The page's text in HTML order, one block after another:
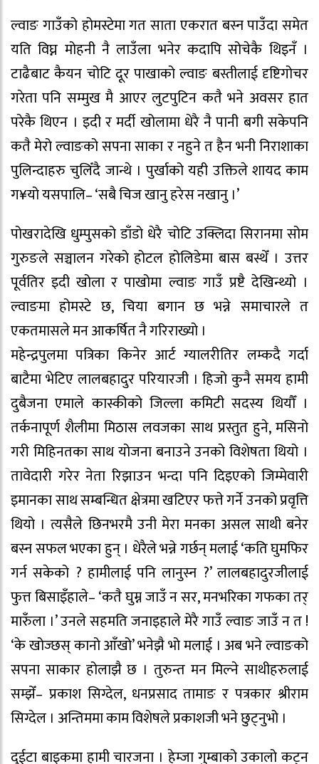
ल्वाङ गाउँको होमस्टेमा गत साता एकरात बस्न पाउँदा समेत
यति विघ्न मोहनी नै लाउँला भनेर कदापि सोचेकै थिइनँ ।
टाढैबाट कैयन चोटि दूर पाखाको ल्वाङ बस्तीलाई दृष्टिगोचर
गरेता पनि सम्मुख मै आएर लुटपुटिन कतै भने अवसर हात
परेकै थिएन । इदी र मर्दी खोलामा धेरै नै पानी बगी सकेपनि
कतै मेरो ल्वाङको सपना साका र नहुने त हैन भनी निराशाका
पुलिन्दाहरु चुलिँदै जान्थे । पुर्खाको यही उक्तिले शायद काम
ग¥यो यसपालि– ‘सबै चिज खानु हरेस नखानु ।’
पोखरादेखि धुम्पुसको डाँडो धेरै चोटि उक्लिदा सिरानमा सोम
गुरुङले सञ्चालन गरेको होटल होलिडेमा बास बस्थेँ । उत्तर
पूर्वतिर इदी खोला र पाखोमा ल्वाङ गाउँ प्रष्टै देखिन्थ्यो ।
ल्वाङमा होमस्टे छ, चिया बगान छ भन्ने समाचारले त
एकतमासले मन आकर्षित नै गरिराख्यो ।
महेन्द्रपुलमा पत्रिका किनेर आर्ट ग्यालरीतिर लम्कदै गर्दा
बाटैमा भेटिए लालबहादुर परियारजी । हिजो कुनै समय हामी
दुबैजना एमाले कास्कीको जिल्ला कमिटी सदस्य थियौँ ।
तर्कनापूर्ण शैलीमा मिठास लवजका साथ प्रस्तुत हुने, मसिनो
गरी मिहिनतका साथ योजना बनाउने उनको विशेषता थियो ।
तावेदारी गरेर नेता रिझाउन भन्दा पनि दिइएको जिम्मेवारी
इमानका साथ सम्बन्धित क्षेत्रमा खटिएर फत्ते गर्ने उनको प्रवृत्ति
थियो । त्यसैले छिनभरमै उनी मेरा मनका असल साथी बनेर
बस्न सफल भएका हुन् । धेरैले भन्ने गर्छन् मलाई ‘कति घुमफिर
गर्न सकेको ? हामीलाई पनि लानुस्न ?’ लालबहादुरजीलाई
फुत्त बिसाइँहाले– ‘कतै घुम्न जाउँ न सर, मनभरिका गफका तर्
मारुँला ।’ उनले सहमति जनाइहाले मेरै गाउँ ल्वाङ जाउँ न त !
‘के खोज्छस् कानो आँखो’ भनेझै भो मलाई । अब भने ल्वाङको
सपना साकार होलाझै छ । तुरुन्त मन मिल्ने साथीहरुलाई
सम्झेँ– प्रकाश सिग्देल, धनप्रसाद तामाङ र पत्रकार श्रीराम
सिग्देल । अन्तिममा काम विशेषले प्रकाशजी भने छुट्नुभो ।
दुईटा बाइकमा हामी चारजना । हेम्जा गुम्बाको उकालो कट्न